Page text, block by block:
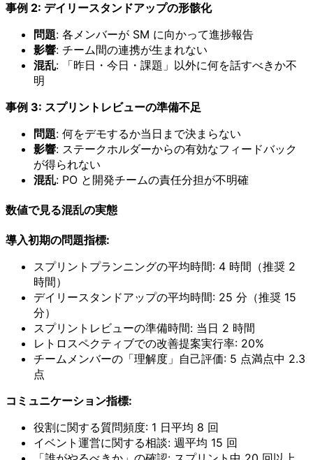
事例 2: デイリースタンドアップの形骸化
問題: 各メンバーが SM に向かって進捗報告
影響: チーム間の連携が生まれない
混乱: 「昨日・今日・課題」以外に何を話すべきか不
明
事例 3: スプリントレビューの準備不足
問題: 何をデモするか当日まで決まらない
影響: ステークホルダーからの有効なフィードバック
が得られない
混乱: PO と開発チームの責任分担が不明確
数値で見る混乱の実態
導入初期の問題指標:
スプリントプランニングの平均時間: 4 時間（推奨 2
時間）
デイリースタンドアップの平均時間: 25 分（推奨 15
分）
スプリントレビューの準備時間: 当日 2 時間
レトロスペクティブでの改善提案実行率: 20%
チームメンバーの「理解度」自己評価: 5 点満点中 2.3
点
コミュニケーション指標:
役割に関する質問頻度: 1 日平均 8 回
イベント運営に関する相談: 週平均 15 回